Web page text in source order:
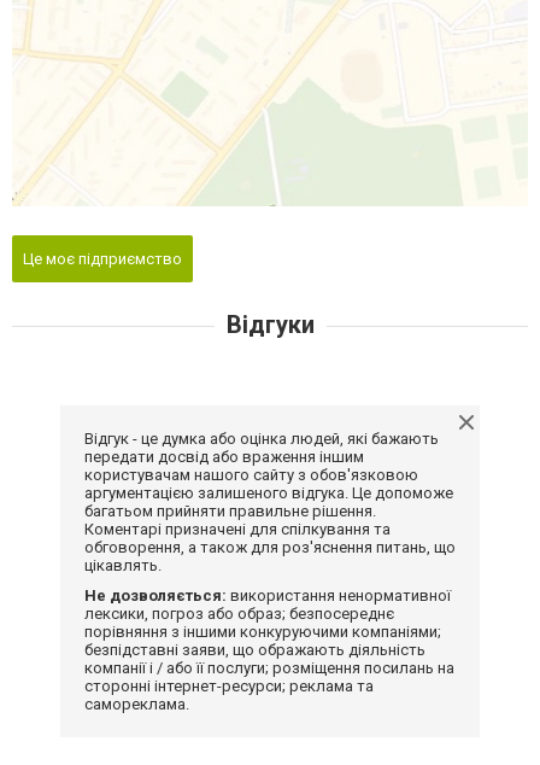
Це моє підприємство
Відгуки
Відгук - це думка або оцінка людей, які бажають
передати досвід або враження іншим
користувачам нашого сайту з обов'язковою
аргументацією залишеного відгука. Це допоможе
багатьом прийняти правильне рішення.
Коментарі призначені для спілкування та
обговорення, а також для роз'яснення питань, що
цікавлять.
Не дозволяється: використання ненормативної
лексики, погроз або образ; безпосереднє
порівняння з іншими конкуруючими компаніями;
безпідставні заяви, що ображають діяльність
компанії і / або її послуги; розміщення посилань на
сторонні інтернет-ресурси; реклама та
самореклама.